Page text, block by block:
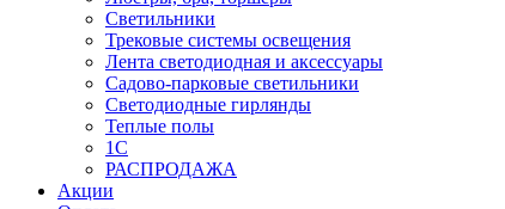
Светильники
Трековые системы освещения
Лента светодиодная и аксессуары
Садово-парковые светильники
Светодиодные гирлянды
Теплые полы
1С
РАСПРОДАЖА
Акции